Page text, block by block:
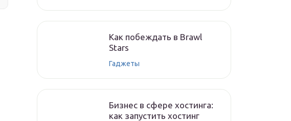
Как побеждать в Brawl
Stars
Гаджеты
Бизнес в сфере хостинга:
как запустить хостинг